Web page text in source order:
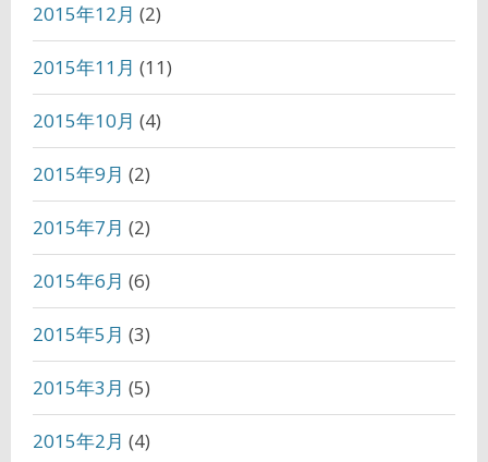
2015年12月 (2)
2015年11月 (11)
2015年10月 (4)
2015年9月 (2)
2015年7月 (2)
2015年6月 (6)
2015年5月 (3)
2015年3月 (5)
2015年2月 (4)